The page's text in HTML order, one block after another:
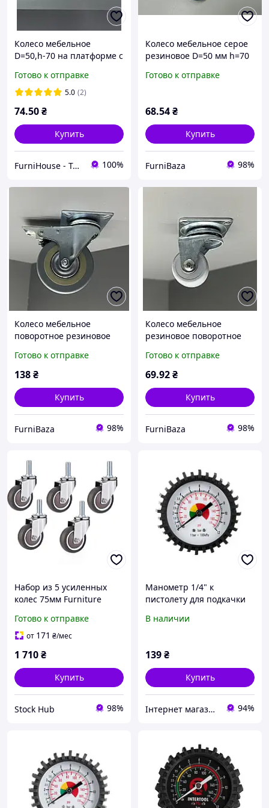
Колесо мебельное
D=50,h-70 на платформе с
ролик с тормозом, опора
колесная резиновая
Готово к отправке
5.0 (2)
74.50₴
Купить
FurniHouse - Товары для дома и сада 100%
Колесо мебельное серое
резиновое D=50 мм h=70
фиксатором и тормозом
Готово к отправке
68.54₴
Купить
FurniBaza 98%
Колесо мебельное
поворотное резиновое
платформе с тормозом
для медицинской и
Готово к отправке
138₴
Купить
FurniBaza 98%
Колесо мебельное
резиновое поворотное
подшипником для кресел,
столов, тумб, стеллажей
Готово к отправке
69.92₴
Купить
FurniBaza 98%
Набор из 5 усиленных
колес 75мм Furniture
резиновым покрытием со
стопором
Готово к отправке
от 171 ₴/мес
1 710₴
Купить
Stock Hub 98%
Манометр 1/4" к
пистолету для подкачки
резиновым покрытием
В наличии
139₴
Купить
Інтернет магазин "Shop Tools" 94%